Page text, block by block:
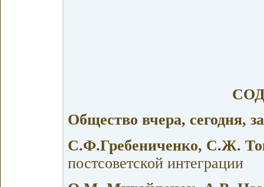
Общество вчера, сегодня,
С.Ф.Гребениченко, С.Ж.
постсоветской интеграции